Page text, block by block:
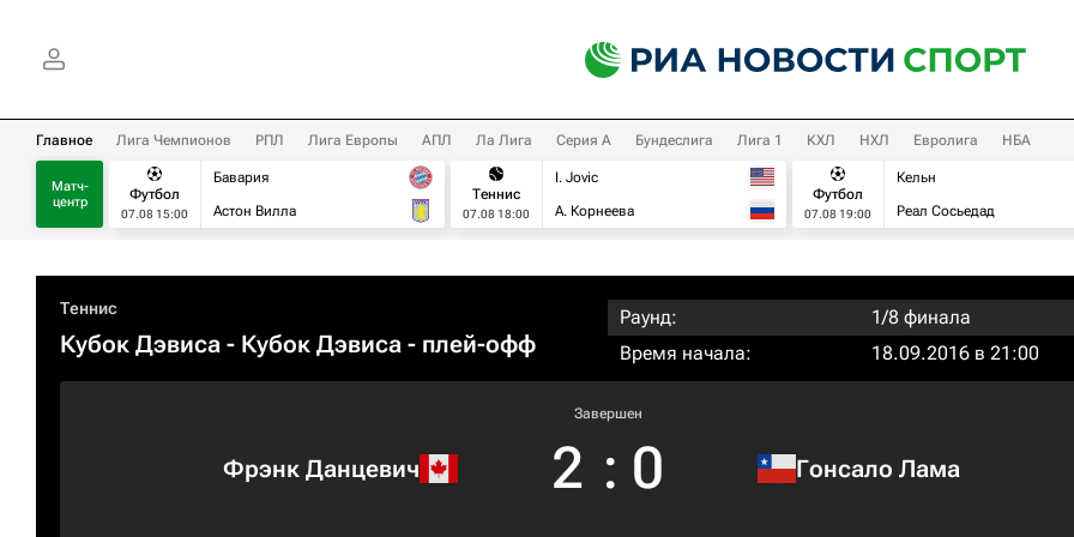
Главное Лига Чемпионов РПЛ Лига Европы АПЛ Ла Лига Серия А Бундеслига Лига 1 КХЛ НХЛ Евролига НБА
Матч-
центр
Футбол
07.08 15:00
Бавария
Астон Вилла
Теннис
07.08 18:00
I. Jovic
А. Корнеева
Футбол
07.08 19:00
Кельн
Реал Сосьедад
Теннис
Кубок Дэвиса - Кубок Дэвиса - плей-офф
Раунд:
1/8 финала
Время начала:
18.09.2016 в 21:00
Фрэнк Данцевич
Завершен
2 : 0 Гонсало Лама